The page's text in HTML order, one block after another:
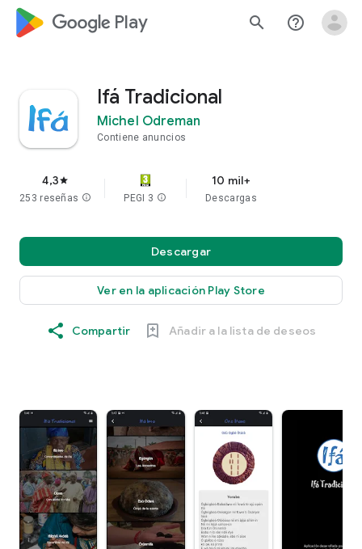
google_logo Play search help_outline
Ifá Tradicional
Michel Odreman
Contiene anuncios
4,3star
253 reseñas info PEGI 3 info
10 mil+
Descargas
Descargar
Ver en la aplicación Play Store
Compartir Añadir a la lista de deseos